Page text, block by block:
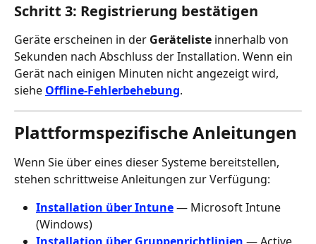
Schritt 3: Registrierung bestätigen
Geräte erscheinen in der Geräteliste innerhalb von
Sekunden nach Abschluss der Installation. Wenn ein
Gerät nach einigen Minuten nicht angezeigt wird,
siehe Offline-Fehlerbehebung.
Plattformspezifische Anleitungen
Wenn Sie über eines dieser Systeme bereitstellen,
stehen schrittweise Anleitungen zur Verfügung:
Installation über Intune — Microsoft Intune
(Windows)
Installation über Gruppenrichtlinien — Active